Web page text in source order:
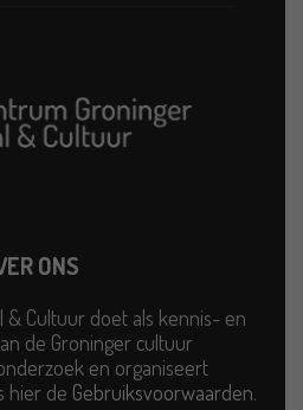
ONS
& Cultuur doet als kennis- en
de Groninger cultuur
en organiseert
hier de Gebruiksvoorwaarden.